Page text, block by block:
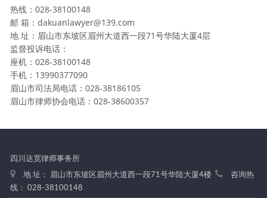
热线：028-38100148
邮 箱：dakuanlawyer@139.com
地 址：眉山市东坡区眉州大道西一段71号华陆大厦4层
监督投诉电话：
座机：028-38100148
手机：13990377090
眉山市司法局电话：028-38186105
眉山市律师协会电话：028-38600357
四川达宽律师事务所
地 址： 眉山市东坡区眉州大道西一段71号华陆大厦4楼
咨询热
线： 028-38100148